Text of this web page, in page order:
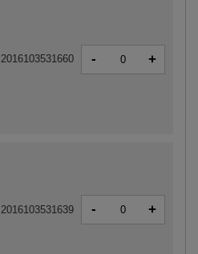
2016103531660 - +
2016103531639 - +